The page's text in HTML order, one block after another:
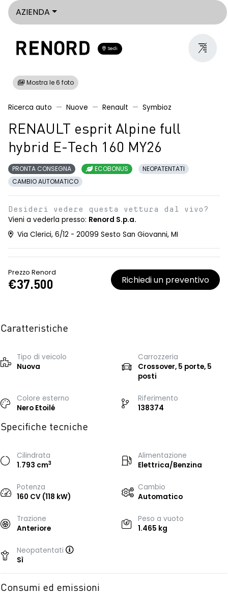
AZIENDA
Sedi
Mostra le 6 foto
Ricerca auto Nuove Renault Symbioz
RENAULT esprit Alpine full
hybrid E-Tech 160 MY26
PRONTA CONSEGNA ECOBONUS
NEOPATENTATI
CAMBIO AUTOMATICO
Desideri vedere questa vettura dal vivo?
Vieni a vederla presso: Renord S.p.a.
Via Clerici, 6/12 - 20099 Sesto San Giovanni, MI
Prezzo Renord
€37.500 Richiedi un preventivo
Caratteristiche
Tipo di veicolo
Nuova
Carrozzeria
Crossover, 5 porte, 5
posti
Colore esterno
Nero Etoilé
Riferimento
138374
Specifiche tecniche
Cilindrata
1.793 cm3
Alimentazione
Elettrica/Benzina
Potenza
160 CV (118 kW)
Cambio
Automatico
Trazione
Anteriore
Peso a vuoto
1.465 kg
Neopatentati
Sì
Consumi ed emissioni